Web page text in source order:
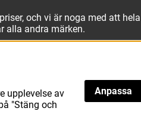
och vi är noga med att
alla andra märken.
basketbollar och basketskor
matchkläder som ger
hitta den här.
upplevelse av
"Stäng och
Anpassa